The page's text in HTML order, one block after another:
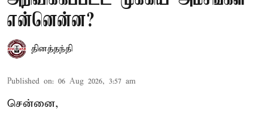
என்னென்ன?
தினத்தந்தி
Published on: 06 Aug 2026, 3:57 am
சென்னை,